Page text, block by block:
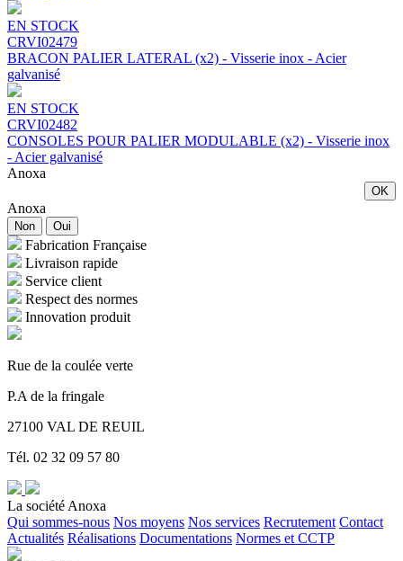
EN STOCK
CRVI02479
BRACON PALIER LATERAL (x2) - Visserie inox - Acier
galvanisé
EN STOCK
CRVI02482
CONSOLES POUR PALIER MODULABLE (x2) - Visserie inox
- Acier galvanisé
Anoxa
OK
Anoxa
Non Oui
Fabrication Française
Livraison rapide
Service client
Respect des normes
Innovation produit
Rue de la coulée verte
P.A de la fringale
27100 VAL DE REUIL
Tél. 02 32 09 57 80
La société Anoxa
Qui sommes-nous Nos moyens Nos services Recrutement Contact
Actualités Réalisations Documentations Normes et CCTP